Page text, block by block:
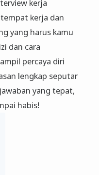
kerja
kerja dan
yang harus kamu
dan cara
percaya diri
lengkap seputar
yang tepat,
habis!